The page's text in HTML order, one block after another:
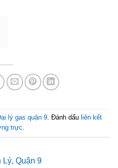
lý gas quận 9. Đánh dấu liên kết
trực.
Quận 9